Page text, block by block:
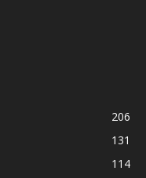
206
131
114